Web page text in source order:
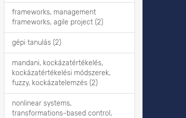
frameworks, management
frameworks, agile project (2)
gépi tanulás (2)
mandani, kockázatértékelés,
kockázatértékelési módszerek,
fuzzy, kockázatelemzés (2)
nonlinear systems,
transformations-based control,